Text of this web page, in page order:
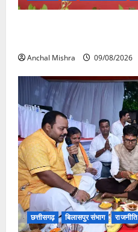
Anchal Mishra 09/08/2026
छत्तीसगढ़ बिलासपुर संभाग राजनीति